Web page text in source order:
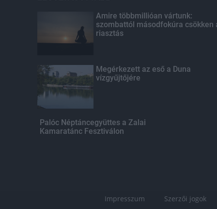
Amire többmillióan vártunk:
szombattól másodfokúra csökken
riasztás
Megérkezett az eső a Duna
vízgyűjtőjére
Palóc Néptáncegyüttes a Zalai
Kamaratánc Fesztiválon
Impresszum Szerzői jogok